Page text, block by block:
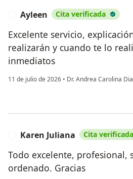
Ayleen Cita verificada
Excelente servicio,
realizarán y cuando te lo
inmediatos
11 de julio de 2026 • Dr. Andrea Carolina
Karen Juliana Cita verificada
Todo excelente, profesional,
ordenado. Gracias